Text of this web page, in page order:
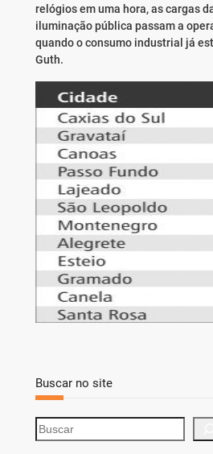
relógios em uma hora, as cargas
iluminação pública passam a
quando o consumo industrial já
Guth.
Buscar no site
S
e